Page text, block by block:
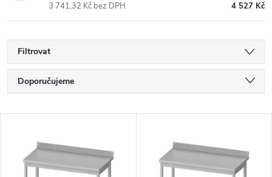
4 527 Kč
3 741,32 Kč bez DPH
Filtrovat
Ř
a
Doporučujeme
Nejprodávanější